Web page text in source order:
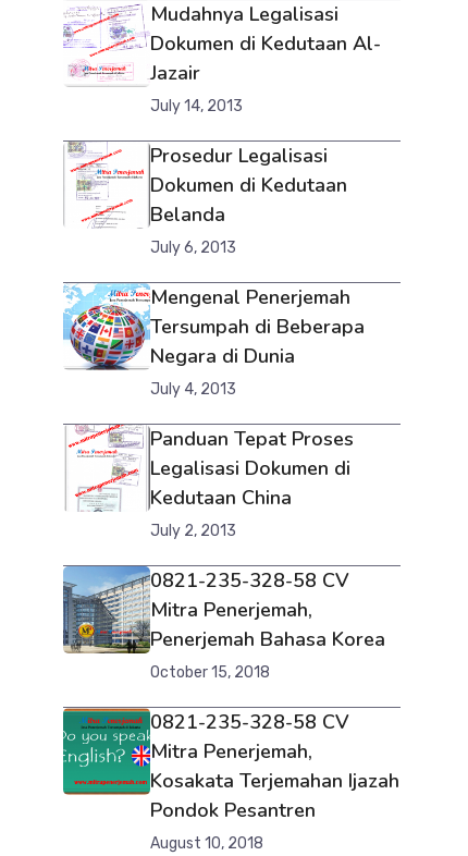
Mudahnya Legalisasi
Dokumen di Kedutaan Al-
Jazair
July 14, 2013
Prosedur Legalisasi
Dokumen di Kedutaan
Belanda
July 6, 2013
Mengenal Penerjemah
Tersumpah di Beberapa
Negara di Dunia
July 4, 2013
Panduan Tepat Proses
Legalisasi Dokumen di
Kedutaan China
July 2, 2013
0821-235-328-58 CV
Mitra Penerjemah,
Penerjemah Bahasa Korea
October 15, 2018
0821-235-328-58 CV
Mitra Penerjemah,
Kosakata Terjemahan Ijazah
Pondok Pesantren
August 10, 2018